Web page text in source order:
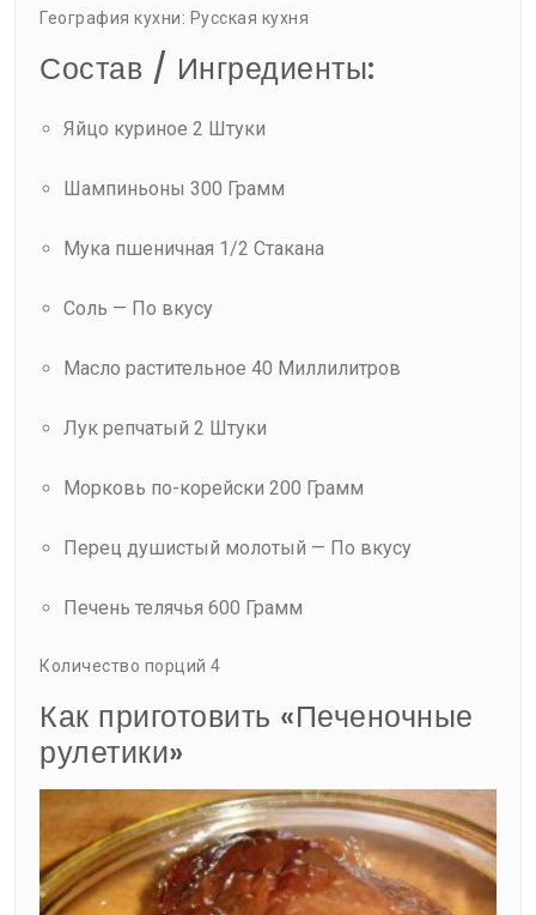
География кухни: Русская кухня
Состав / Ингредиенты:
Яйцо куриное 2 Штуки
Шампиньоны 300 Грамм
Мука пшеничная 1/2 Стакана
Соль — По вкусу
Масло растительное 40 Миллилитров
Лук репчатый 2 Штуки
Морковь по-корейски 200 Грамм
Перец душистый молотый — По вкусу
Печень телячья 600 Грамм
Количество порций 4
Как приготовить «Печеночные
рулетики»